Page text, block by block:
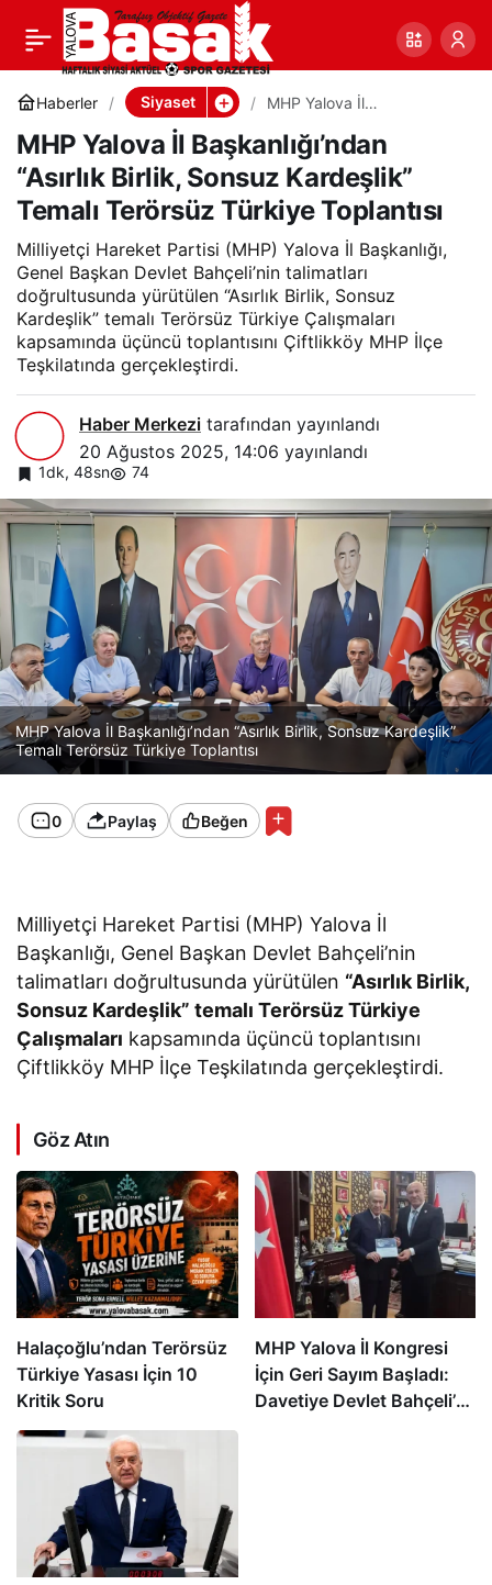
Haberler Siyaset
MHP Yalova İl
Birlik, Sonsuz Kardeşlik”
Temalı Terörsüz Türkiye
Toplantısı
MHP Yalova İl Başkanlığı’ndan
“Asırlık Birlik, Sonsuz Kardeşlik”
Temalı Terörsüz Türkiye Toplantısı
Milliyetçi Hareket Partisi (MHP) Yalova İl Başkanlığı,
Genel Başkan Devlet Bahçeli’nin talimatları
doğrultusunda yürütülen “Asırlık Birlik, Sonsuz
Kardeşlik” temalı Terörsüz Türkiye Çalışmaları
kapsamında üçüncü toplantısını Çiftlikköy MHP İlçe
Teşkilatında gerçekleştirdi.
Haber Merkezi tarafından yayınlandı
20 Ağustos 2025, 14:06 yayınlandı
1dk, 48sn 74
MHP Yalova İl Başkanlığı’ndan “Asırlık Birlik, Sonsuz Kardeşlik”
Temalı Terörsüz Türkiye Toplantısı
0 Paylaş Beğen
Milliyetçi Hareket Partisi (MHP) Yalova İl
Başkanlığı, Genel Başkan Devlet Bahçeli’nin
talimatları doğrultusunda yürütülen “Asırlık Birlik,
Sonsuz Kardeşlik” temalı Terörsüz Türkiye
Çalışmaları kapsamında üçüncü toplantısını
Çiftlikköy MHP İlçe Teşkilatında gerçekleştirdi.
Göz Atın
Halaçoğlu’ndan Terörsüz
Türkiye Yasası İçin 10
Kritik Soru
MHP Yalova İl Kongresi
İçin Geri Sayım Başladı:
Davetiye Devlet Bahçeli’ye
MHP Yalova İl
Başkanlığı’ndan “Asırlık
Birlik, Sonsuz Kardeşlik”
Temalı Terörsüz Türkiye
Toplantısı
0 Paylaş